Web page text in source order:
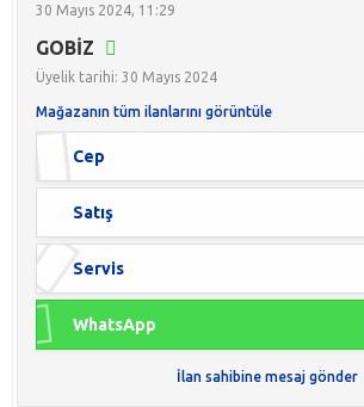
30 Mayıs 2024, 11:29
GOBİZ
Üyelik tarihi: 30 Mayıs 2024
Mağazanın tüm ilanlarını görüntüle
Cep
Satış
Servis
WhatsApp
İlan sahibine mesaj gönder